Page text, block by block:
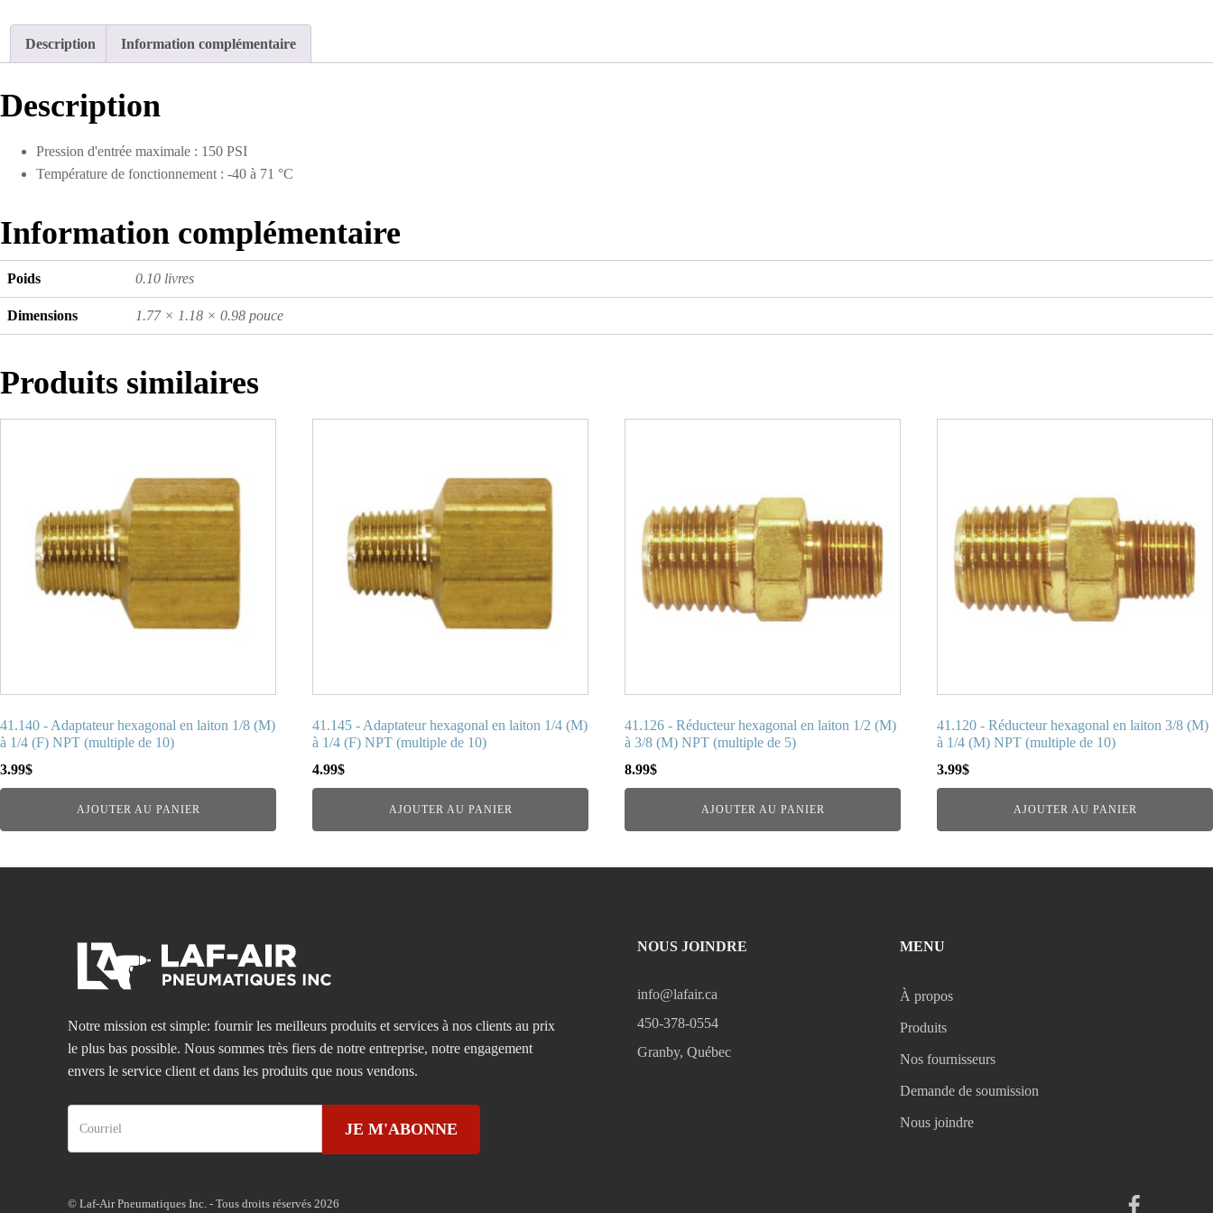
Description Information complémentaire
Description
Pression d'entrée maximale : 150 PSI
Température de fonctionnement : -40 à 71 °C
Information complémentaire
Poids 0.10 livres
Dimensions 1.77 × 1.18 × 0.98 pouce
Produits similaires
41.140 - Adaptateur hexagonal en laiton 1/8 (M)
à 1/4 (F) NPT (multiple de 10)
3.99$
AJOUTER AU PANIER
41.145 - Adaptateur hexagonal en laiton 1/4 (M)
à 1/4 (F) NPT (multiple de 10)
4.99$
AJOUTER AU PANIER
41.126 - Réducteur hexagonal en laiton 1/2 (M)
à 3/8 (M) NPT (multiple de 5)
8.99$
AJOUTER AU PANIER
41.120 - Réducteur hexagonal en laiton 3/8 (M)
à 1/4 (M) NPT (multiple de 10)
3.99$
AJOUTER AU PANIER
Notre mission est simple: fournir les meilleurs produits et services à nos clients au prix
le plus bas possible. Nous sommes très fiers de notre entreprise, notre engagement
envers le service client et dans les produits que nous vendons.
JE M'ABONNE
NOUS JOINDRE
info@lafair.ca
450-378-0554
Granby, Québec
MENU
À propos
Produits
Nos fournisseurs
Demande de soumission
Nous joindre
© Laf-Air Pneumatiques Inc. - Tous droits réservés 2026